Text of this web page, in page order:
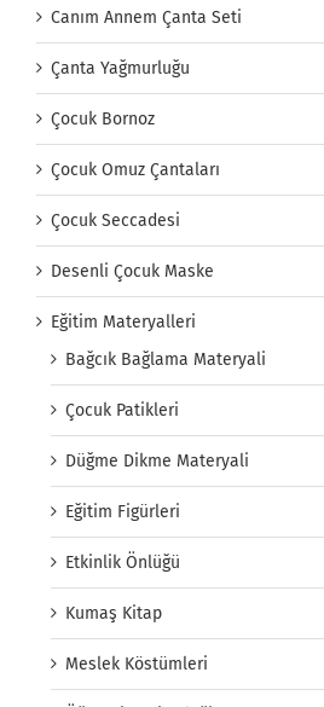
Canım Annem Çanta Seti
Çanta Yağmurluğu
Çocuk Bornoz
Çocuk Omuz Çantaları
Çocuk Seccadesi
Desenli Çocuk Maske
Eğitim Materyalleri
Bağcık Bağlama Materyali
Çocuk Patikleri
Düğme Dikme Materyali
Eğitim Figürleri
Etkinlik Önlüğü
Kumaş Kitap
Meslek Köstümleri